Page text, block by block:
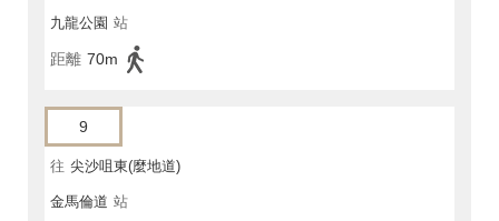
九龍公園 站
距離 70m
9
往 尖沙咀東(麼地道)
金馬倫道 站